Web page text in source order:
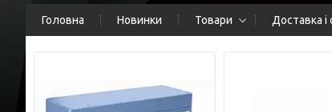
Головна Новинки Товари Доставка і